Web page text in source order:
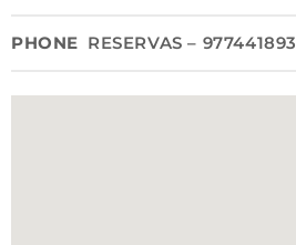
PHONE RESERVAS – 977441893